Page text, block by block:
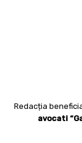
Redacția
avocati